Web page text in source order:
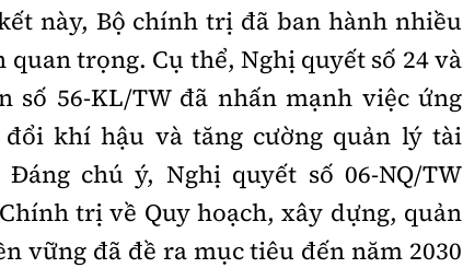
này, Bộ chính trị đã ban hành nhiều
trọng. Cụ thể, Nghị quyết số 24 và
số 56-KL/TW đã nhấn mạnh việc ứng
khí hậu và tăng cường quản lý tài
chú ý, Nghị quyết số 06-NQ/TW
trị về Quy hoạch, xây dựng, quản
vững đã đề ra mục tiêu đến năm 2030